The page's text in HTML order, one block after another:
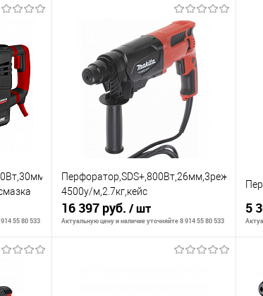
55 80 533
Перфоратор,SDS+,800Вт,26мм,3реж,2.3Дж,0-
4500у/м,2.7кг,кейс
16 397 руб. / шт
Актуальную цену и наличие уточняйте 8 914 55 80 533
5